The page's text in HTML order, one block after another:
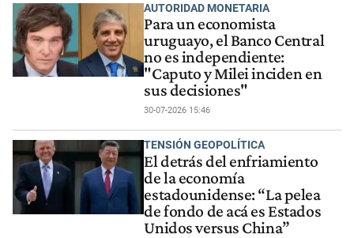
AUTORIDAD MONETARIA
Para un economista
uruguayo, el Banco Central
no es independiente:
"Caputo y Milei inciden en
sus decisiones"
30-07-2026 15:46
TENSIÓN GEOPOLÍTICA
El detrás del enfriamiento
de la economía
estadounidense: “La pelea
de fondo de acá es Estados
Unidos versus China”